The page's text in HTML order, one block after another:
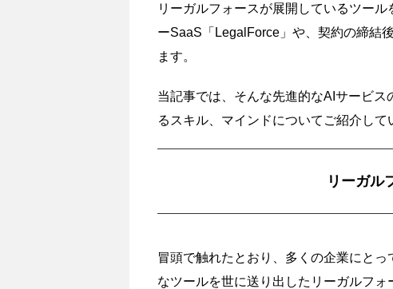
リーガルフォースが展開しているツー
ーSaaS「LegalForce」や、契約の締結
ます。
当記事では、そんな先進的なAIサービ
るスキル、マインドについてご紹介して
リーガル
冒頭で触れたとおり、多くの企業にと
なツールを世に送り出したリーガルフ